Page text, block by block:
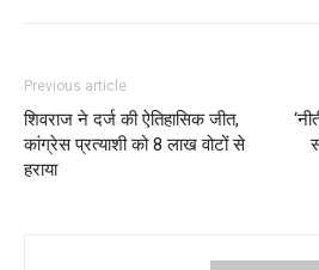
Previous article
शिवराज ने दर्ज की ऐतिहासिक जीत,
कांग्रेस प्रत्याशी को 8 लाख वोटों से
हराया